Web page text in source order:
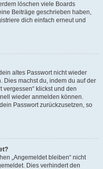
löschen viele Boards
Beiträge geschrieben haben,
dich einfach erneut und
altes Passwort nicht wieder
Dies machst du, indem du auf der
vergessen“ klickst und den
wieder anmelden können.
Passwort zurückzusetzen, so
„Angemeldet bleiben“ nicht
Dies verhindert den